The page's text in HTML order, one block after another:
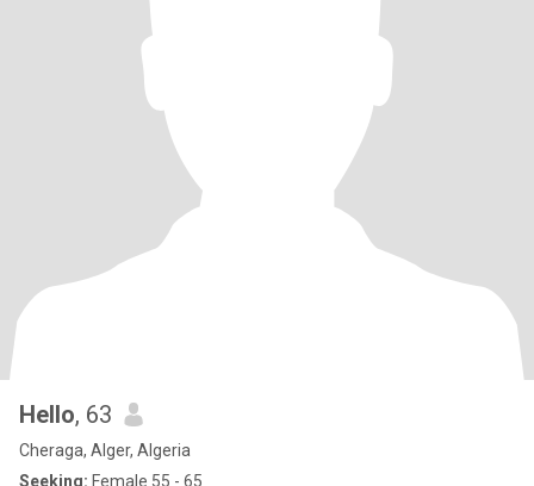
Hello, 63
Cheraga, Alger, Algeria
Seeking: Female 55 - 65